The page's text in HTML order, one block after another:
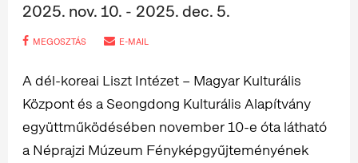
2025. nov. 10. - 2025. dec. 5.
MEGOSZTÁS E-MAIL
A dél-koreai Liszt Intézet – Magyar Kulturális
Központ és a Seongdong Kulturális Alapítvány
együttműködésében november 10-e óta látható
a Néprajzi Múzeum Fényképgyűjteményének